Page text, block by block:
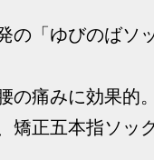
の「ゆびのばソ
の痛みに効果的
矯正五本指ソッ